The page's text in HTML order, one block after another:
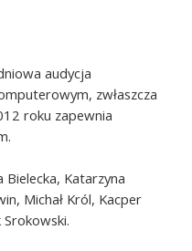
audycja
zwłaszcza
roku zapewnia
Katarzyna
Michał Król, Kacper